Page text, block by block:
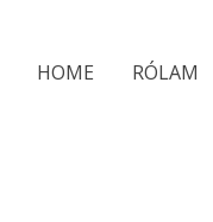
HOME RÓLAM